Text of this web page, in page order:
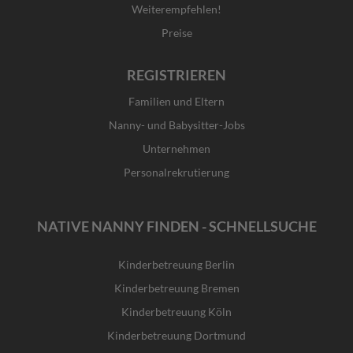
Weiterempfehlen!
Preise
REGISTRIEREN
Familien und Eltern
Nanny- und Babysitter-Jobs
Unternehmen
Personalrekrutierung
NATIVE NANNY FINDEN - SCHNELLSUCHE
Kinderbetreuung Berlin
Kinderbetreuung Bremen
Kinderbetreuung Köln
Kinderbetreuung Dortmund